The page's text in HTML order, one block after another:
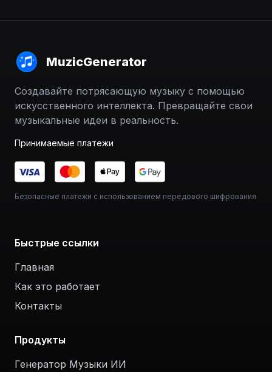
MuzicGenerator
Создавайте потрясающую музыку с помощью
искусственного интеллекта. Превращайте свои
музыкальные идеи в реальность.
Принимаемые платежи
Безопасные платежи с использованием передового шифрования
Быстрые ссылки
Главная
Как это работает
Контакты
Продукты
Генератор Музыки ИИ